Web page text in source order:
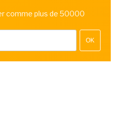
comme plus de 50000
OK